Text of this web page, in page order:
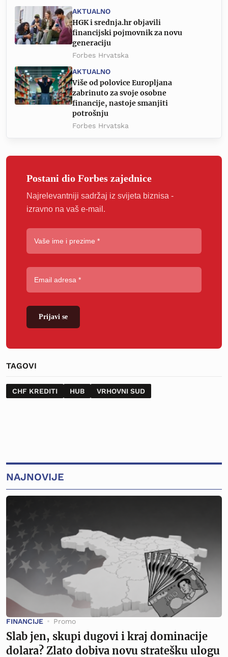
AKTUALNO
HGK i srednja.hr objavili
financijski pojmovnik za novu
generaciju
Forbes Hrvatska
AKTUALNO
Više od polovice Europljana
zabrinuto za svoje osobne
financije, nastoje smanjiti
potrošnju
Forbes Hrvatska
Postani dio Forbes zajednice
Najrelevantniji sadržaj iz svijeta biznisa -
izravno na vaš e-mail.
Prijavi se
TAGOVI
CHF KREDITI HUB VRHOVNI SUD
NAJNOVIJE
FINANCIJE Promo
Slab jen, skupi dugovi i kraj dominacije
dolara? Zlato dobiva novu stratešku ulogu